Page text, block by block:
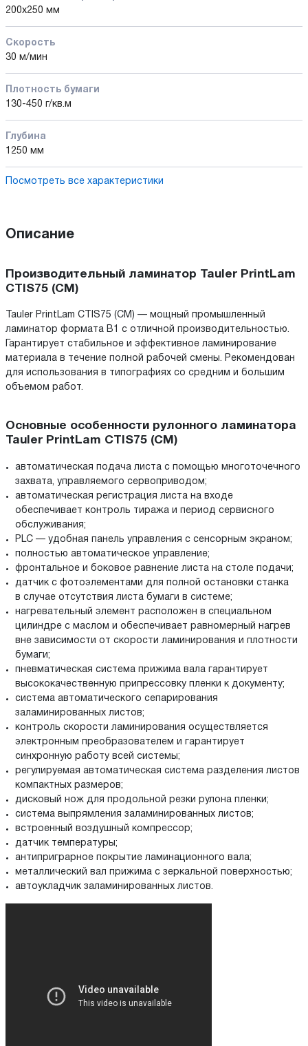
200x250 мм
Скорость
30 м/мин
Плотность бумаги
130-450 г/кв.м
Глубина
1250 мм
Посмотреть все характеристики
Описание
Производительный ламинатор Tauler PrintLam
CTIS75 (CM)
Tauler PrintLam CTIS75 (CM) — мощный промышленный
ламинатор формата B1 с отличной производительностью.
Гарантирует стабильное и эффективное ламинирование
материала в течение полной рабочей смены. Рекомендован
для использования в типографиях со средним и большим
объемом работ.
Основные особенности рулонного ламинатора
Tauler PrintLam CTIS75 (CM)
автоматическая подача листа с помощью многоточечного
захвата, управляемого сервоприводом;
автоматическая регистрация листа на входе
обеспечивает контроль тиража и период сервисного
обслуживания;
PLC — удобная панель управления с сенсорным экраном;
полностью автоматическое управление;
фронтальное и боковое равнение листа на столе подачи;
датчик с фотоэлементами для полной остановки станка
в случае отсутствия листа бумаги в системе;
нагревательный элемент расположен в специальном
цилиндре с маслом и обеспечивает равномерный нагрев
вне зависимости от скорости ламинирования и плотности
бумаги;
пневматическая система прижима вала гарантирует
высококачественную припрессовку пленки к документу;
система автоматического сепарирования
заламинированных листов;
контроль скорости ламинирования осуществляется
электронным преобразователем и гарантирует
синхронную работу всей системы;
регулируемая автоматическая система разделения листов
компактных размеров;
дисковый нож для продольной резки рулона пленки;
система выпрямления заламинированных листов;
встроенный воздушный компрессор;
датчик температуры;
антиприграрное покрытие ламинационного вала;
металлический вал прижима с зеркальной поверхностью;
автоукладчик заламинированных листов.